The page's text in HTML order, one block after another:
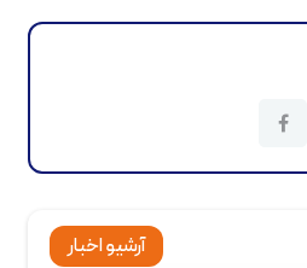
آرشیو اخبار